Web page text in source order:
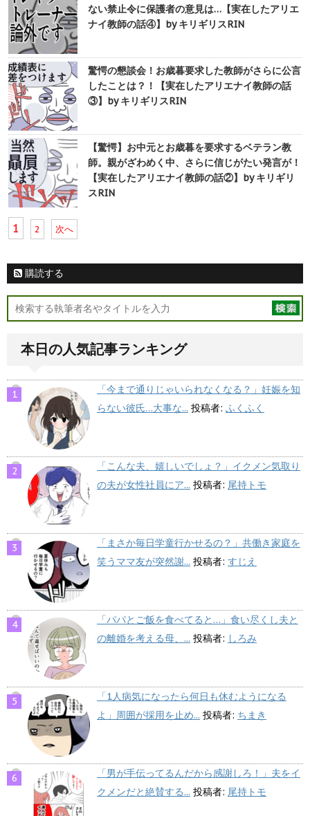
ない禁止令に保護者の意見は…【実在したアリエ
ナイ教師の話④】by キリギリスRIN
驚愕の懇談会！お歳暮要求した教師がさらに公言
したことは？！【実在したアリエナイ教師の話
③】by キリギリスRIN
【驚愕】お中元とお歳暮を要求するベテラン教
師。親がざわめく中、さらに信じがたい発言が！
【実在したアリエナイ教師の話②】by キリギリ
スRIN
1 2 次へ
購読する
本日の人気記事ランキング
「今まで通りじゃいられなくなる？」妊娠を知
らない彼氏…大事な... 投稿者: ふくふく
「こんな夫、嬉しいでしょ？」イクメン気取り
の夫が女性社員にア... 投稿者: 尾持トモ
「まさか毎日学童行かせるの？」共働き家庭を
笑うママ友が突然謝... 投稿者: すじえ
「パパとご飯を食べてると…」食い尽くし夫と
の離婚を考える母、... 投稿者: しろみ
「1人病気になったら何日も休むようになる
よ」周囲が採用を止め... 投稿者: ちまき
「男が手伝ってるんだから感謝しろ！」夫をイ
クメンだと絶賛する... 投稿者: 尾持トモ